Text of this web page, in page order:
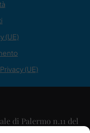
(UE)
(UE)
di Palermo n.11 del